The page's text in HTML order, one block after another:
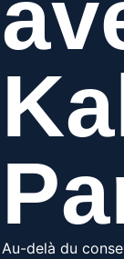
Au-delà du